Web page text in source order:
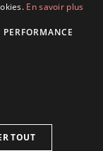
En savoir plus
PERFORMANCE
TOUT